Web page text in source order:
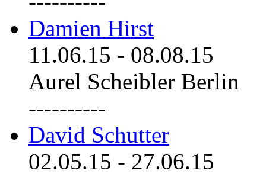
Damien Hirst
11.06.15 - 08.08.15
Aurel Scheibler Berlin
----------
David Schutter
02.05.15 - 27.06.15